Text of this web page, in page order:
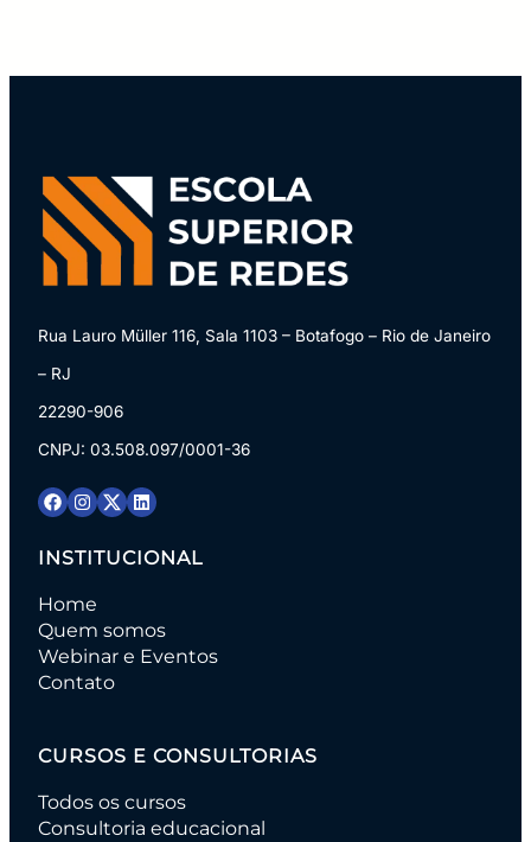
Rua Lauro Müller 116, Sala 1103 – Botafogo – Rio de Janeiro
– RJ
22290-906
CNPJ: 03.508.097/0001-36
INSTITUCIONAL
Home
Quem somos
Webinar e Eventos
Contato
CURSOS E CONSULTORIAS
Todos os cursos
Consultoria educacional